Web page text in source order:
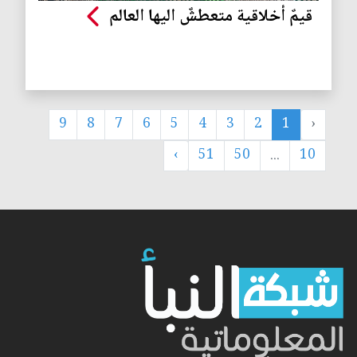
قيمٌ أخلاقية متعطشٌ اليها العالم
‹
1
2
3
4
5
6
7
8
9
10
...
50
51
›